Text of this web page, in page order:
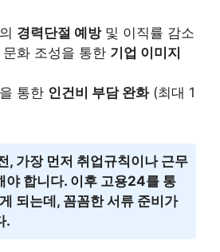
경력단절 예방및 이직률 감소
화 조성을 통한 기업 이미지
통한 인건비 부담 완화(최대 1
, 가장 먼저 취업규칙이나 근무
야 합니다. 이후 고용24를 통
되는데, 꼼꼼한 서류 준비가
.